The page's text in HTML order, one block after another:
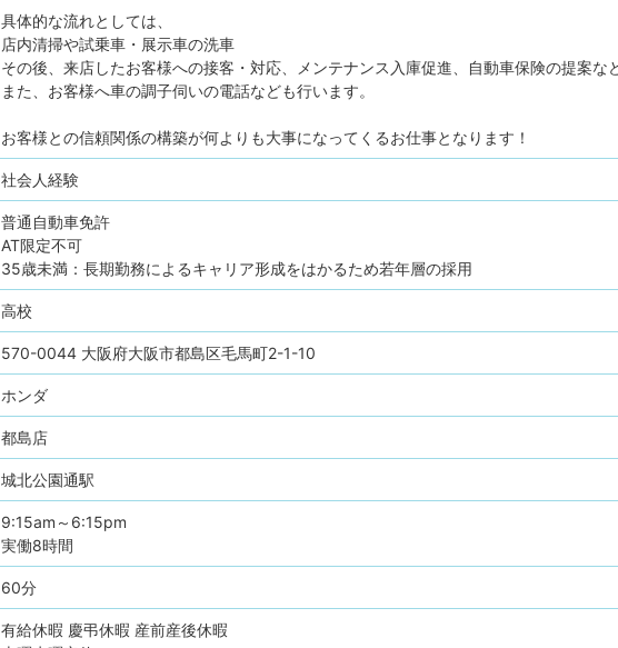
具体的な流れとしては、
店内清掃や試乗車・展示車の洗車
その後、来店したお客様への接客・対応、メンテナンス入庫促進、自動車保険の提案な
また、お客様へ車の調子伺いの電話なども行います。
お客様との信頼関係の構築が何よりも大事になってくるお仕事となります！
社会人経験
普通自動車免許
AT限定不可
35歳未満：長期勤務によるキャリア形成をはかるため若年層の採用
高校
570-0044 大阪府大阪市都島区毛馬町2-1-10
ホンダ
都島店
城北公園通駅
9:15am～6:15pm
実働8時間
60分
有給休暇 慶弔休暇 産前産後休暇